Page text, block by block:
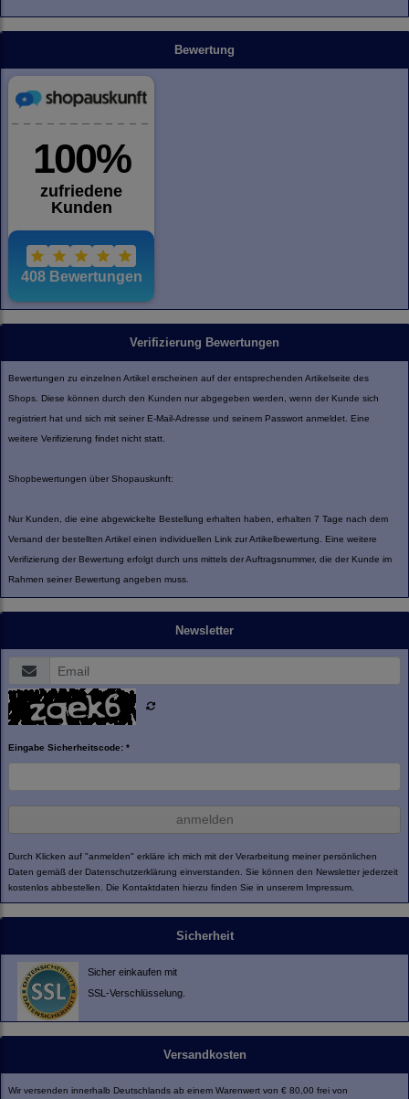
Bewertung
Verifizierung Bewertungen
Bewertungen zu einzelnen Artikel erscheinen auf der entsprechenden Artikelseite des
Shops. Diese können durch den Kunden nur abgegeben werden, wenn der Kunde sich
registriert hat und sich mit seiner E-Mail-Adresse und seinem Passwort anmeldet. Eine
weitere Verifizierung findet nicht statt.
Shopbewertungen über Shopauskunft:
Nur Kunden, die eine abgewickelte Bestellung erhalten haben, erhalten 7 Tage nach dem
Versand der bestellten Artikel einen individuellen Link zur Artikelbewertung. Eine weitere
Verifizierung der Bewertung erfolgt durch uns mittels der Auftragsnummer, die der Kunde im
Rahmen seiner Bewertung angeben muss.
Newsletter
Eingabe Sicherheitscode: *
anmelden
Durch Klicken auf "anmelden" erkläre ich mich mit der Verarbeitung meiner persönlichen
Daten gemäß der Datenschutzerklärung einverstanden. Sie können den Newsletter jederzeit
kostenlos abbestellen. Die Kontaktdaten hierzu finden Sie in unserem Impressum.
Sicherheit
Sicher einkaufen mit
SSL-Verschlüsselung.
Versandkosten
Wir versenden innerhalb Deutschlands ab einem Warenwert von € 80,00 frei von